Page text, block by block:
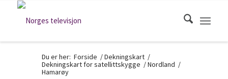
Du er her: Forside /Dekningskart /
Dekningskart for satellittskygge /Nordland /
Hamarøy